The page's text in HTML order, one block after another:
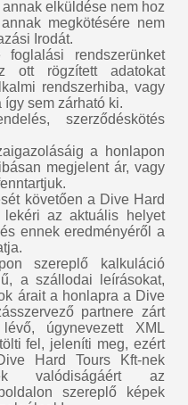
elküldése nem hoz
megkötésére nem
Irodát.
rendszerünket
ott rögzített adatokat
rendszerhiba, vagy
sem zárható ki.
szerződéskötés
a honlapon
megjelent ár, vagy
követően a Dive Hard
lekéri az aktuális helyet
ennek eredményéről a
szereplő kalkuláció
a szállodai leírásokat,
árait a honlapra a Dive
partnere zárt
úgynevezett XML
fel, jeleníti meg, ezért
Hard Tours Kft-nek
valódiságáért az
szereplő képek